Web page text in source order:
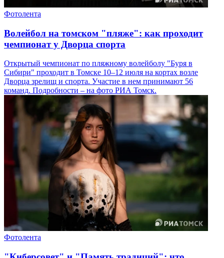
Фотолента
Волейбол на томском "пляже": как проходит
чемпионат у Дворца спорта
Открытый чемпионат по пляжному волейболу "Буря в
Сибири" проходит в Томске 10–12 июля на кортах возле
Дворца зрелищ и спорта. Участие в нем принимают 56
команд. Подробности – на фото РИА Томск.
Фотолента